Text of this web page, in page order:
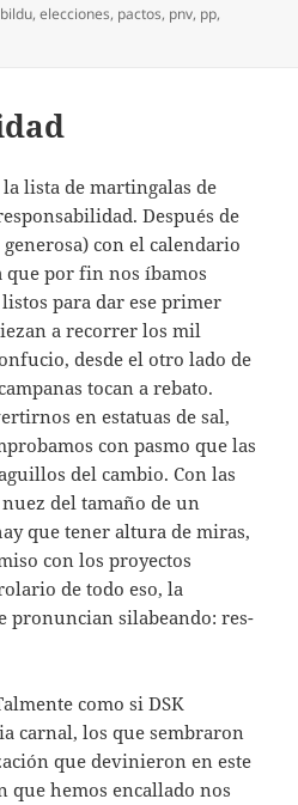
bildu,elecciones, pactos, pnv, pp,
lista de martingalas de
Después de
con el calendario
que por fin nos íbamos
para dar ese primer
a recorrer los mil
desde el otro lado de
tocan a rebato.
en estatuas de sal,
con pasmo que las
del cambio. Con las
del tamaño de un
que tener altura de miras,
con los proyectos
de todo eso, la
pronuncian silabeando: res-
como si DSK
carnal, los que sembraron
que devinieron en este
hemos encallado nos